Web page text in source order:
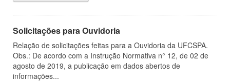
Solicitações para Ouvidoria
Relação de solicitações feitas para a Ouvidoria da UFCSPA.
Obs.: De acordo com a Instrução Normativa n° 12, de 02 de
agosto de 2019, a publicação em dados abertos de
informações...